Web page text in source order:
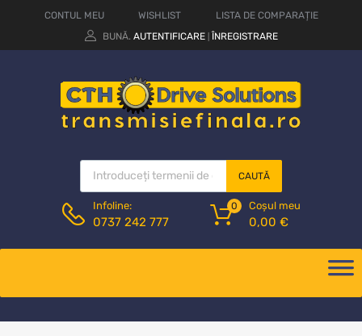
CONTUL MEU WISHLIST
LISTA DE COMPARAȚIE
BUNĂ. AUTENTIFICARE ÎNREGISTRARE
CAUTĂ
Infoline:
0737 242 777
Coșul meu
0,00 €
0